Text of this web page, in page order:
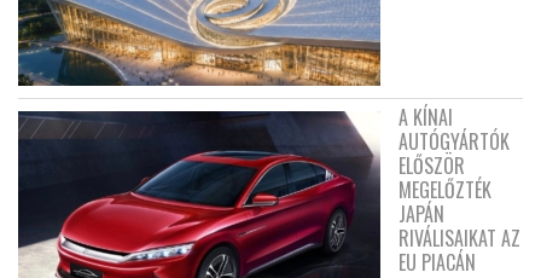
A KÍNAI
AUTÓGYÁRTÓK
ELŐSZÖR
MEGELŐZTÉK
JAPÁN
RIVÁLISAIKAT AZ
EU PIACÁN